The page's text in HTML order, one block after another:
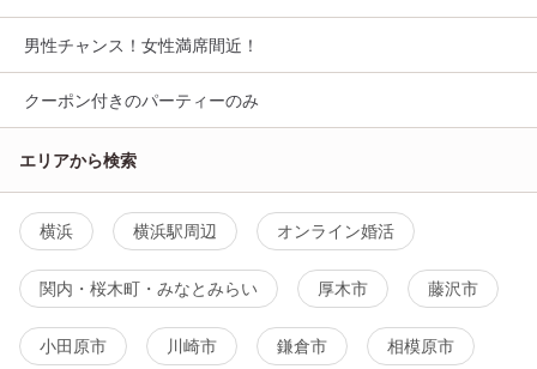
男性チャンス！女性満席間近！
クーポン付きのパーティーのみ
エリアから検索
横浜 横浜駅周辺 オンライン婚活
関内・桜木町・みなとみらい 厚木市 藤沢市
小田原市 川崎市 鎌倉市 相模原市